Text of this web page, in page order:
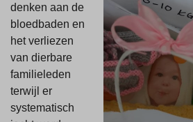
denken aan de
bloedbaden en
het verliezen
van dierbare
familieleden
terwijl er
systematisch